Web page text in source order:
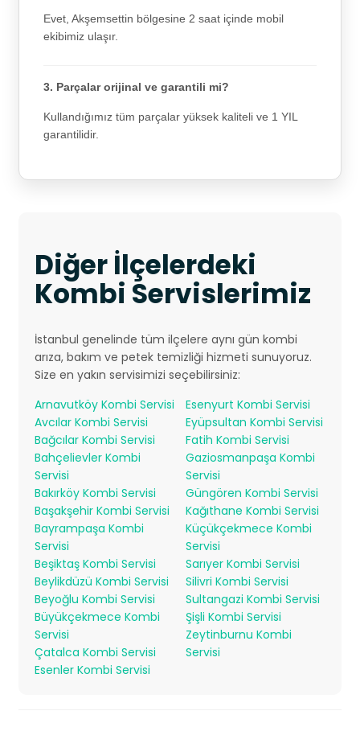
Evet, Akşemsettin bölgesine 2 saat içinde mobil
ekibimiz ulaşır.
3. Parçalar orijinal ve garantili mi?
Kullandığımız tüm parçalar yüksek kaliteli ve 1 YIL
garantilidir.
Diğer İlçelerdeki
Kombi Servislerimiz
İstanbul genelinde tüm ilçelere aynı gün kombi
arıza, bakım ve petek temizliği hizmeti sunuyoruz.
Size en yakın servisimizi seçebilirsiniz:
Arnavutköy Kombi Servisi
Avcılar Kombi Servisi
Bağcılar Kombi Servisi
Bahçelievler Kombi
Servisi
Bakırköy Kombi Servisi
Başakşehir Kombi Servisi
Bayrampaşa Kombi
Servisi
Beşiktaş Kombi Servisi
Beylikdüzü Kombi Servisi
Beyoğlu Kombi Servisi
Büyükçekmece Kombi
Servisi
Çatalca Kombi Servisi
Esenler Kombi Servisi
Esenyurt Kombi Servisi
Eyüpsultan Kombi Servisi
Fatih Kombi Servisi
Gaziosmanpaşa Kombi
Servisi
Güngören Kombi Servisi
Kağıthane Kombi Servisi
Küçükçekmece Kombi
Servisi
Sarıyer Kombi Servisi
Silivri Kombi Servisi
Sultangazi Kombi Servisi
Şişli Kombi Servisi
Zeytinburnu Kombi
Servisi